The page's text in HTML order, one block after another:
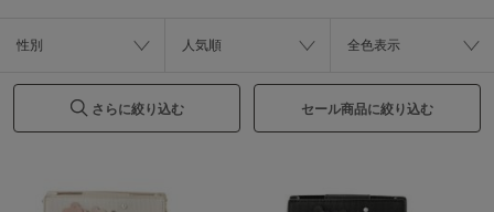
性別 人気順 全色表示
さらに絞り込む セール商品に絞り込む